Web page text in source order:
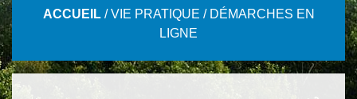
ACCUEIL/VIE PRATIQUE / DÉMARCHES EN
LIGNE